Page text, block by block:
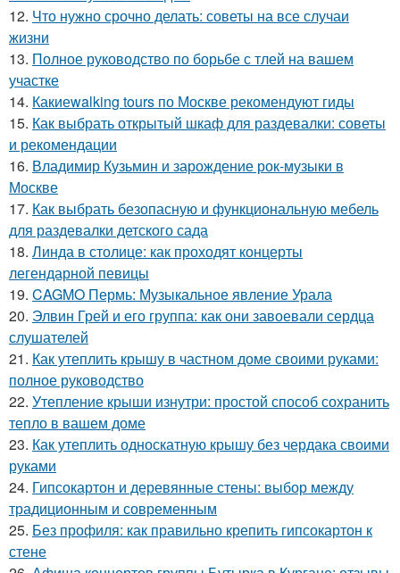
12. Что нужно срочно делать: советы на все случаи
жизни
13. Полное руководство по борьбе с тлей на вашем
участке
14. Какиеwalking tours по Москве рекомендуют гиды
15. Как выбрать открытый шкаф для раздевалки: советы
и рекомендации
16. Владимир Кузьмин и зарождение рок-музыки в
Москве
17. Как выбрать безопасную и функциональную мебель
для раздевалки детского сада
18. Линда в столице: как проходят концерты
легендарной певицы
19. CAGMO Пермь: Музыкальное явление Урала
20. Элвин Грей и его группа: как они завоевали сердца
слушателей
21. Как утеплить крышу в частном доме своими руками:
полное руководство
22. Утепление крыши изнутри: простой способ сохранить
тепло в вашем доме
23. Как утеплить односкатную крышу без чердака своими
руками
24. Гипсокартон и деревянные стены: выбор между
традиционным и современным
25. Без профиля: как правильно крепить гипсокартон к
стене